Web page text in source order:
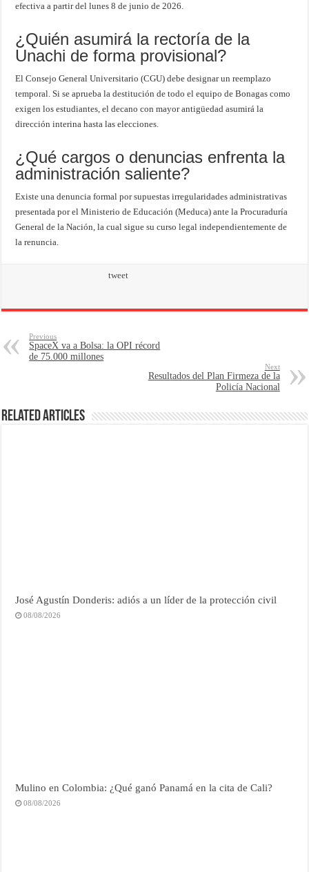
efectiva a partir del lunes 8 de junio de 2026.
¿Quién asumirá la rectoría de la
Unachi de forma provisional?
El Consejo General Universitario (CGU) debe designar un reemplazo
temporal. Si se aprueba la destitución de todo el equipo de Bonagas como
exigen los estudiantes, el decano con mayor antigüedad asumirá la
dirección interina hasta las elecciones.
¿Qué cargos o denuncias enfrenta la
administración saliente?
Existe una denuncia formal por supuestas irregularidades administrativas
presentada por el Ministerio de Educación (Meduca) ante la Procuraduría
General de la Nación, la cual sigue su curso legal independientemente de
la renuncia.
tweet
Previous
SpaceX va a Bolsa: la OPI récord
de 75.000 millones
Next
Resultados del Plan Firmeza de la
Policía Nacional
Related Articles
José Agustín Donderis: adiós a un líder de la protección civil
08/08/2026
Mulino en Colombia: ¿Qué ganó Panamá en la cita de Cali?
08/08/2026